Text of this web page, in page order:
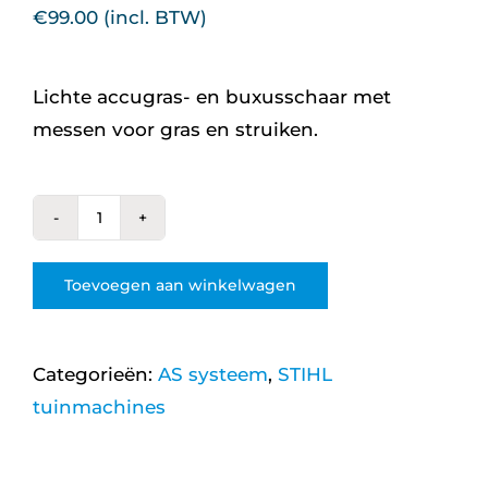
€99.00
Lichte accugras- en buxusschaar met
messen voor gras en struiken.
26
-
systeem
Toevoegen aan winkelwagen
Categorieën: AS systeem, STIHL
tuinmachines